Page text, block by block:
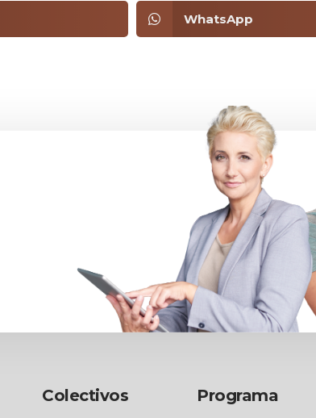
WhatsApp
Colectivos Programa